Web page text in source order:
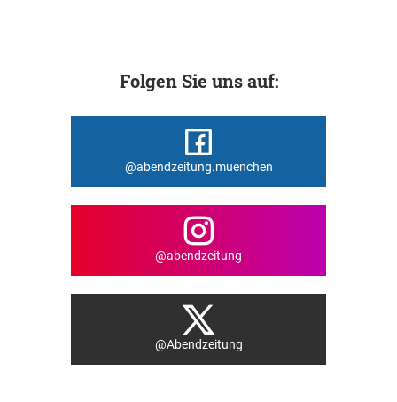
Folgen Sie uns auf:
@abendzeitung.muenchen
@abendzeitung
@Abendzeitung